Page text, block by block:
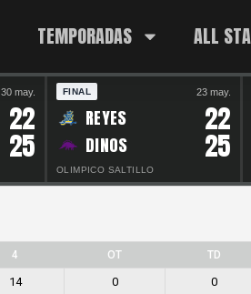
TEMPORADAS ALL
30 may.
22
25
FINAL 23 may.
REYES 22
DINOS 25
OLIMPICO SALTILLO
4 OT TD
14 0 0